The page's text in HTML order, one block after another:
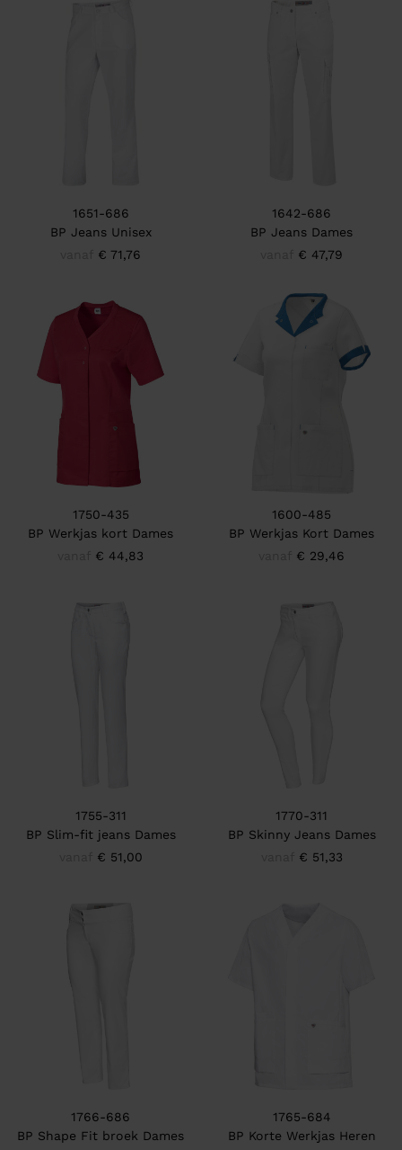
1651-686
BP Jeans Unisex
€ 71,76
1642-686
BP Jeans Dames
€ 47,79
1750-435
BP Werkjas kort Dames
€ 44,83
1600-485
BP Werkjas Kort Dames
€ 29,46
1755-311
BP Slim-fit jeans Dames
€ 51,00
1770-311
BP Skinny Jeans Dames
€ 51,33
1766-686
BP Shape Fit broek Dames
1765-684
BP Korte Werkjas Heren